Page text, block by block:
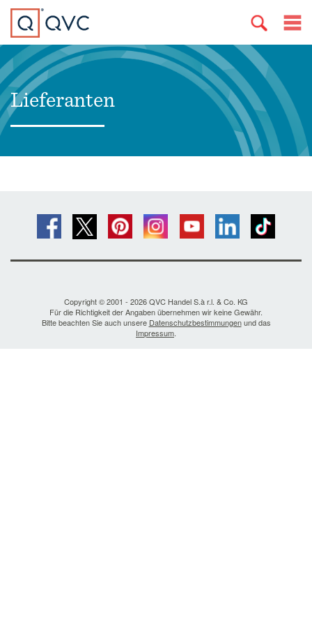
Lieferanten
Copyright © 2001 - 2026 QVC Handel S.à r.l. & Co. KG
Für die Richtigkeit der Angaben übernehmen wir keine Gewähr.
Bitte beachten Sie auch unsere Datenschutzbestimmungenund das
Impressum.